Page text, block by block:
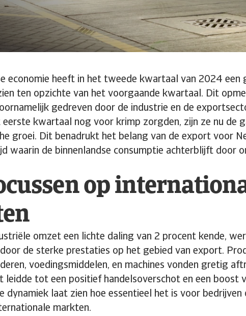
economie heeft in het tweede kwartaal van 2024 een
ten opzichte van het voorgaande kwartaal. Dit
gedreven door de industrie en de
eerste kwartaal nog voor krimp zorgden, zijn ze nu de
groei. Dit benadrukt het belang van de export voor
waarin de binnenlandse consumptie achterblijft door
op
omzet een lichte daling van 2 procent kende,
de sterke prestaties op het gebied van export.
voedingsmiddelen, en machines vonden gretig
leidde tot een positief handelsoverschot en een boost
dynamiek laat zien hoe essentieel het is voor bedrijven
markten.